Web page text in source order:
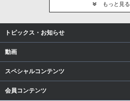
もっと見る
トピックス・お知らせ
動画
スペシャルコンテンツ
会員コンテンツ